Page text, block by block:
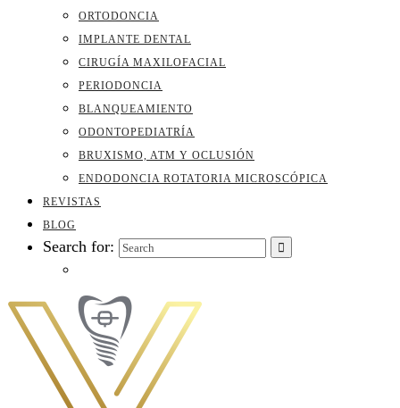
ORTODONCIA
IMPLANTE DENTAL
CIRUGÍA MAXILOFACIAL
PERIODONCIA
BLANQUEAMIENTO
ODONTOPEDIATRÍA
BRUXISMO, ATM Y OCLUSIÓN
ENDODONCIA ROTATORIA MICROSCÓPICA
REVISTAS
BLOG
Search for: